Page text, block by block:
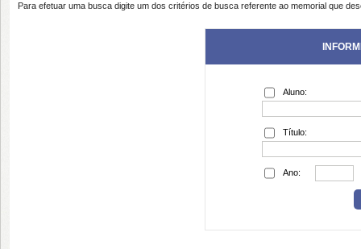
Para efetuar uma busca digite um dos critérios de busca referente ao memorial que
Aluno:
Título:
Ano: